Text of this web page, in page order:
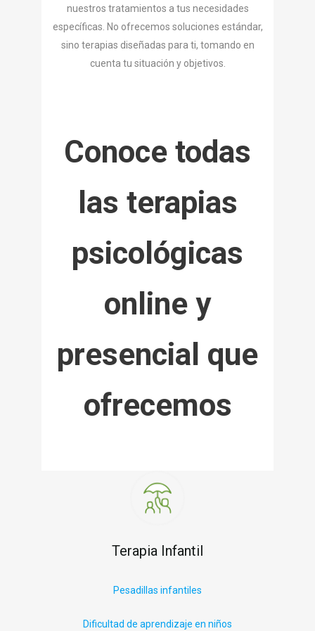
nuestros tratamientos a tus necesidades
específicas. No ofrecemos soluciones estándar,
sino terapias diseñadas para ti, tomando en
cuenta tu situación y objetivos.
Conoce todas
las terapias
psicológicas
online y
presencial que
ofrecemos
Terapia Infantil
Pesadillas infantiles
Dificultad de aprendizaje en niños